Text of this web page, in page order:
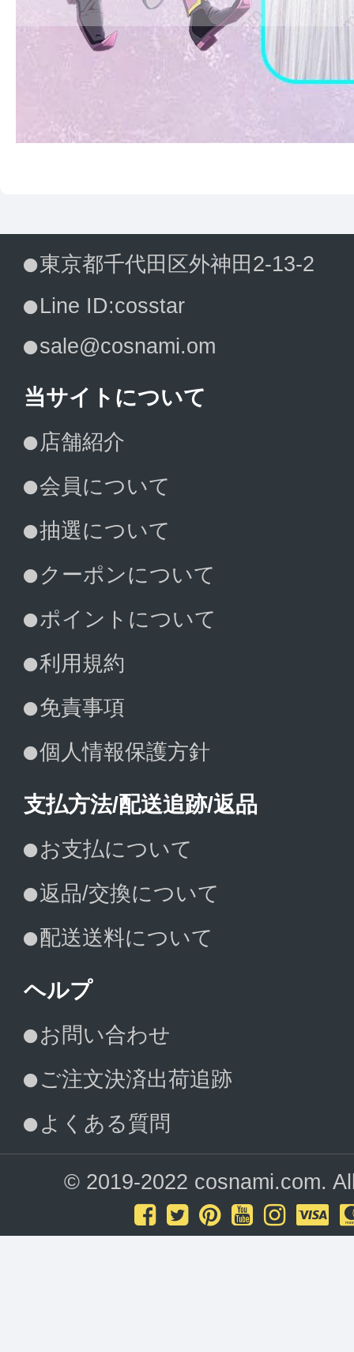
東京都千代田区外神田2-13-2
Line ID:cosstar
sale@cosnami.om
当サイトについて
店舗紹介
会員について
抽選について
クーポンについて
ポイントについて
利用規約
免責事項
個人情報保護方針
支払方法/配送追跡/返品
お支払について
返品/交換について
配送送料について
ヘルプ
お問い合わせ
ご注文決済出荷追跡
よくある質問
© 2019-2022 cosnami.com.